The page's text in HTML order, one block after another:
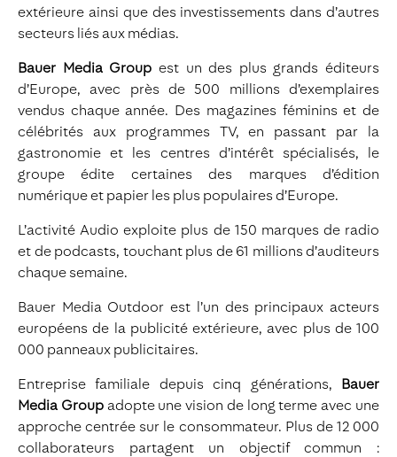
extérieure ainsi que des investissements dans d’autres
secteurs liés aux médias.
Bauer Media Group est un des plus grands éditeurs
d’Europe, avec près de 500 millions d’exemplaires
vendus chaque année. Des magazines féminins et de
célébrités aux programmes TV, en passant par la
gastronomie et les centres d’intérêt spécialisés, le
groupe édite certaines des marques d’édition
numérique et papier les plus populaires d’Europe.
L’activité Audio exploite plus de 150 marques de radio
et de podcasts, touchant plus de 61 millions d’auditeurs
chaque semaine.
Bauer Media Outdoor est l’un des principaux acteurs
européens de la publicité extérieure, avec plus de 100
000 panneaux publicitaires.
Entreprise familiale depuis cinq générations, Bauer
Media Groupadopte une vision de long terme avec une
approche centrée sur le consommateur. Plus de 12 000
collaborateurs partagent un objectif commun :